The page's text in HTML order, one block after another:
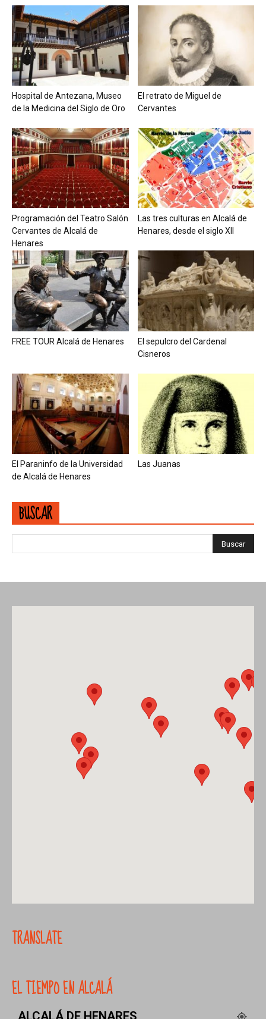
Hospital de Antezana, Museo
de la Medicina del Siglo de Oro
El retrato de Miguel de
Cervantes
Programación del Teatro Salón
Cervantes de Alcalá de
Henares
Las tres culturas en Alcalá de
Henares, desde el siglo XII
FREE TOUR Alcalá de Henares
El sepulcro del Cardenal
Cisneros
El Paraninfo de la Universidad
de Alcalá de Henares
Las Juanas
BUSCAR
TRANSLATE
EL TIEMPO EN ALCALÁ
ALCALÁ DE HENARES